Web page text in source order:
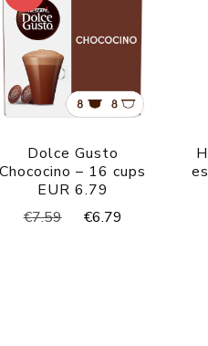
Dolce Gusto
Chococino – 16 cups
EUR 6.79
€7.59
Oorspronkelijke
€6.79